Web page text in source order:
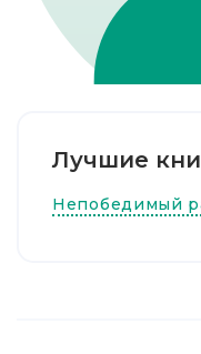
Лучшие
Непобедимый